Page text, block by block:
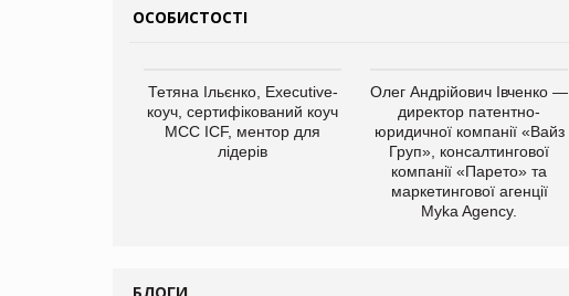
ОСОБИСТОСТІ
Тетяна Ільєнко, Executive-
коуч, сертифікований коуч
МСС ICF, ментор для
лідерів
Олег Андрійович Івченко —
директор патентно-
юридичної компанії «Вайз
Груп», консалтингової
компанії «Парето» та
маркетингової агенції
Myka Agency.